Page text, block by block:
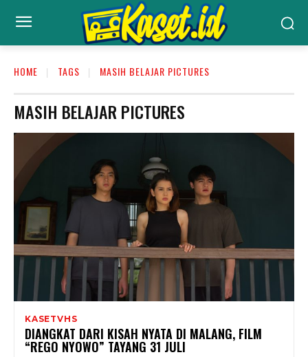
HOME TAGS MASIH BELAJAR PICTURES
MASIH BELAJAR PICTURES
KASETVHS
DIANGKAT DARI KISAH NYATA DI MALANG, FILM
“REGO NYOWO” TAYANG 31 JULI